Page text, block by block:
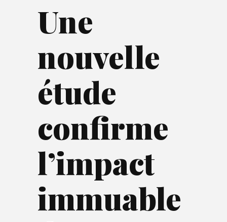
Une
nouvelle
étude
confirme
l’impact
immuable